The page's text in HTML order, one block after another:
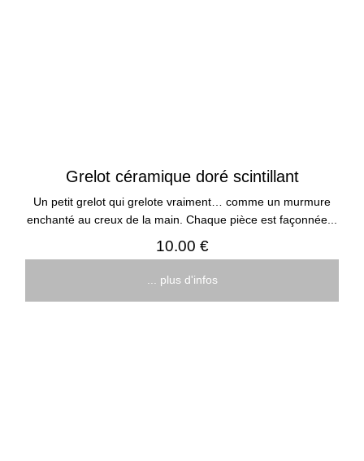
Grelot céramique doré scintillant
Un petit grelot qui grelote vraiment… comme un murmure
enchanté au creux de la main. Chaque pièce est façonnée...
10.00 €
... plus d'infos